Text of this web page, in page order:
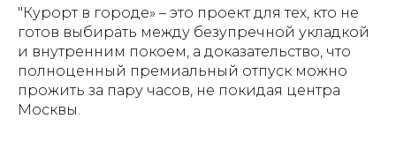
"Курорт в городе» – это проект для тех, кто не
готов выбирать между безупречной укладкой
и внутренним покоем, а доказательство, что
полноценный премиальный отпуск можно
прожить за пару часов, не покидая центра
Москвы.